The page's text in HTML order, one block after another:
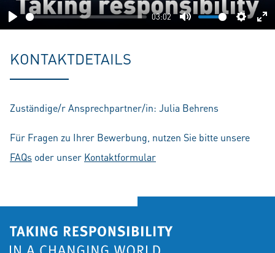
Play
03:02
Mute
KONTAKTDETAILS
Zuständige/r Ansprechpartner/in: Julia Behrens
Für Fragen zu Ihrer Bewerbung, nutzen Sie bitte unsere
FAQs oder unser Kontaktformular